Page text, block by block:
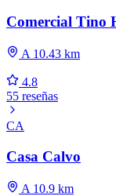
Comercial Tino
A 10.43 km
4.8
55 reseñas
CA
Casa Calvo
A 10.9 km